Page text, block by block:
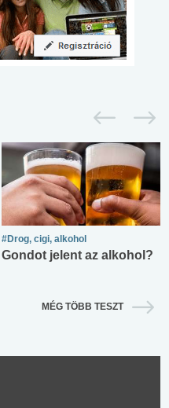
#Drog, cigi, alkohol
Gondot jelent az alkohol?
MÉG TÖBB TESZT